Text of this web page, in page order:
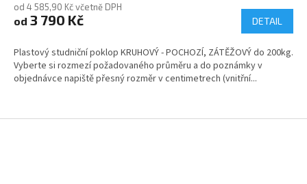
od 4 585,90 Kč včetně DPH
od 3 790 Kč DETAIL
Plastový studniční poklop KRUHOVÝ - POCHOZÍ, ZÁTĚŽOVÝ do 200kg.
Vyberte si rozmezí požadovaného průměru a do poznámky v
objednávce napiště přesný rozměr v centimetrech (vnitřní...